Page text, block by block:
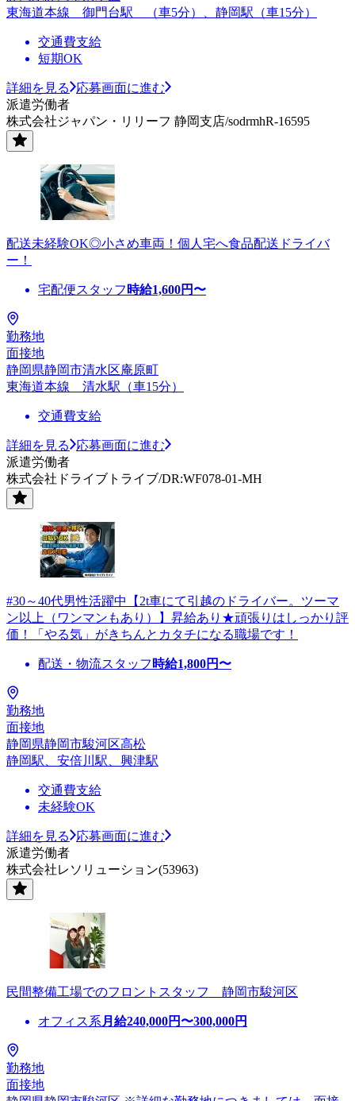
東海道本線 御門台駅 （車5分）、静岡駅（車15分）
交通費支給
短期OK
詳細を見る
応募画面に進む
派遣労働者
株式会社ジャパン・リリーフ 静岡支店/sodrmhR-16595
配送未経験OK◎小さめ車両！個人宅へ食品配送ドライバ
ー！
宅配便スタッフ 時給1,600円〜
勤務地
面接地
静岡県静岡市清水区庵原町
東海道本線 清水駅（車15分）
交通費支給
詳細を見る
応募画面に進む
派遣労働者
株式会社ドライブトライブ/DR:WF078-01-MH
#30～40代男性活躍中【2t車にて引越のドライバー。ツーマ
ン以上（ワンマンもあり）】昇給あり★頑張りはしっかり評
価！「やる気」がきちんとカタチになる職場です！
配送・物流スタッフ 時給1,800円〜
勤務地
面接地
静岡県静岡市駿河区高松
静岡駅、安倍川駅、興津駅
交通費支給
未経験OK
詳細を見る
応募画面に進む
派遣労働者
株式会社レソリューション(53963)
民間整備工場でのフロントスタッフ 静岡市駿河区
オフィス系 月給240,000円〜300,000円
勤務地
面接地